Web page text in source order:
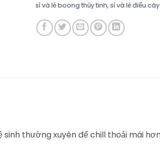
sỉ và lẻ boong thủy tinh, sỉ và lẻ điếu cày
thường xuyên để chill thoải mái